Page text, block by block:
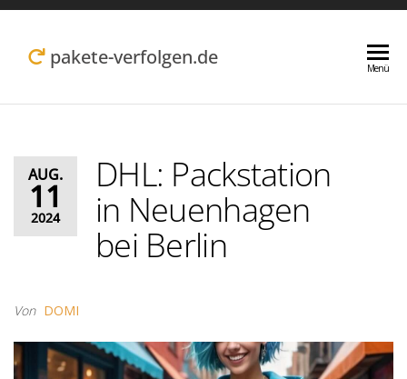
Zum
Inhalt pakete-verfolgen.de Menü
AUG.
11
2024
DHL: Packstation
in Neuenhagen
bei Berlin
Von DOMI